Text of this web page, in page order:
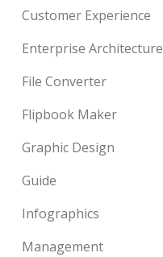
Customer Experience
Enterprise Architecture
File Converter
Flipbook Maker
Graphic Design
Guide
Infographics
Management